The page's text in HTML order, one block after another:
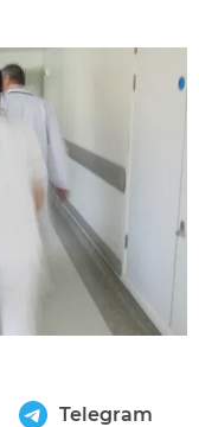
Telegram